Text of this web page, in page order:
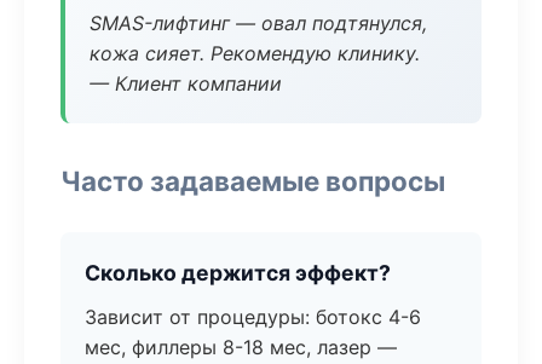
SMAS-лифтинг — овал подтянулся,
кожа сияет. Рекомендую клинику.
— Клиент компании
Часто задаваемые вопросы
Сколько держится эффект?
Зависит от процедуры: ботокс 4-6
мес, филлеры 8-18 мес, лазер —